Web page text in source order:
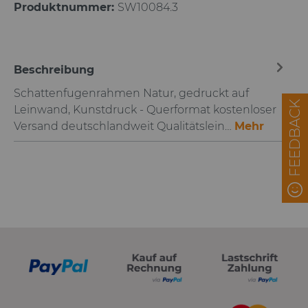
FEEDBACK
Produktnummer: SW10084.3
Beschreibung
Schattenfugenrahmen Natur, gedruckt auf
Leinwand, Kunstdruck - Querformat kostenloser
Versand deutschlandweit Qualitätslein… Mehr